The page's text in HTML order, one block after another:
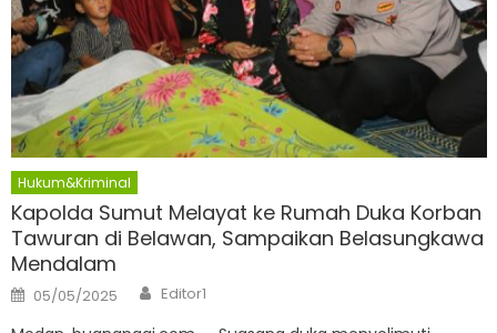
Hukum&Kriminal
Kapolda Sumut Melayat ke Rumah Duka Korban
Tawuran di Belawan, Sampaikan Belasungkawa
Mendalam
Posted
on
05/05/2025 Author
Editor1